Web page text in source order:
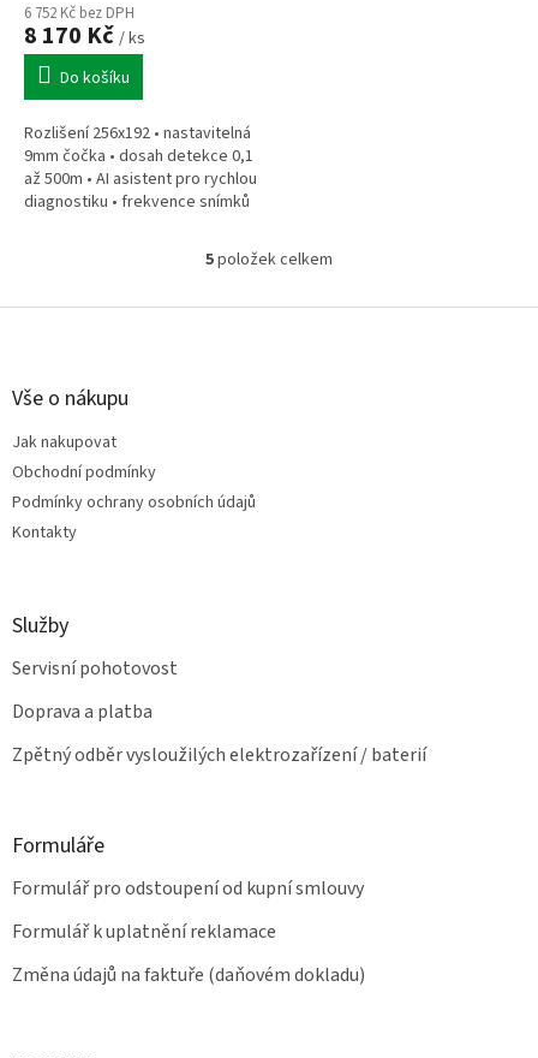
6 752 Kč bez DPH
8 170 Kč / ks
Do košíku
Rozlišení 256x192 • nastavitelná
9mm čočka • dosah detekce 0,1
až 500m • AI asistent pro rychlou
diagnostiku • frekvence snímků
O
l
5položek celkem
Z
Vše o nákupu
Jak nakupovat
Obchodní podmínky
Podmínky ochrany osobních údajů
Kontakty
Služby
Servisní pohotovost
Doprava a platba
Zpětný odběr vysloužilých elektrozařízení / baterií
Formuláře
Formulář pro odstoupení od kupní smlouvy
Formulář k uplatnění reklamace
Změna údajů na faktuře (daňovém dokladu)